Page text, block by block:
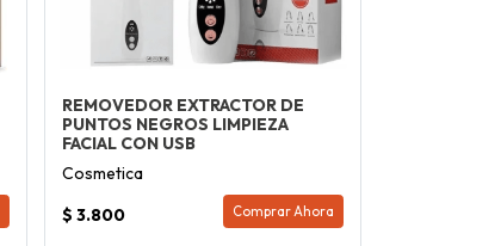
REMOVEDOR EXTRACTOR DE
PUNTOS NEGROS LIMPIEZA
FACIAL CON USB
Cosmetica
$ 3.800
Comprar Ahora